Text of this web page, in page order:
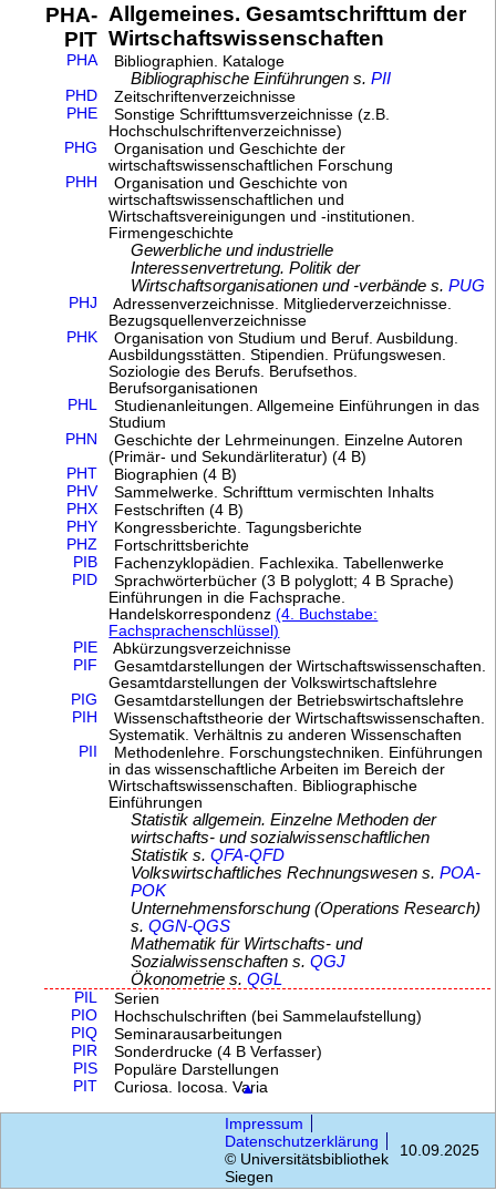
PHA-
PIT
Allgemeines. Gesamtschrifttum der
Wirtschaftswissenschaften
PHA Bibliographien. Kataloge
Bibliographische Einführungen s.PII
PHD
Zeitschriftenverzeichnisse
PHE
Sonstige Schrifttumsverzeichnisse (z.B.
Hochschulschriftenverzeichnisse)
PHG
Organisation und Geschichte der
wirtschaftswissenschaftlichen Forschung
PHH
Organisation und Geschichte von
wirtschaftswissenschaftlichen und
Wirtschaftsvereinigungen und -institutionen.
Firmengeschichte
Gewerbliche und industrielle
Interessenvertretung. Politik der
Wirtschaftsorganisationen und -verbände s.PUG
PHJ
Adressenverzeichnisse. Mitgliederverzeichnisse.
Bezugsquellenverzeichnisse
PHK
Organisation von Studium und Beruf. Ausbildung.
Ausbildungsstätten. Stipendien. Prüfungswesen.
Soziologie des Berufs. Berufsethos.
Berufsorganisationen
PHL
Studienanleitungen. Allgemeine Einführungen in das
Studium
PHN
Geschichte der Lehrmeinungen. Einzelne Autoren
(Primär- und Sekundärliteratur) (4 B)
PHT
Biographien (4 B)
PHV
Sammelwerke. Schrifttum vermischten Inhalts
PHX
Festschriften (4 B)
PHY
Kongressberichte. Tagungsberichte
PHZ
Fortschrittsberichte
PIB
Fachenzyklopädien. Fachlexika. Tabellenwerke
PID
Sprachwörterbücher (3 B polyglott; 4 B Sprache)
Einführungen in die Fachsprache.
Handelskorrespondenz(4. Buchstabe:
Fachsprachenschlüssel)
PIE
Abkürzungsverzeichnisse
PIF
Gesamtdarstellungen der Wirtschaftswissenschaften.
Gesamtdarstellungen der Volkswirtschaftslehre
PIG
Gesamtdarstellungen der Betriebswirtschaftslehre
PIH
Wissenschaftstheorie der Wirtschaftswissenschaften.
Systematik. Verhältnis zu anderen Wissenschaften
PII
Methodenlehre. Forschungstechniken. Einführungen
in das wissenschaftliche Arbeiten im Bereich der
Wirtschaftswissenschaften. Bibliographische
Einführungen
Statistik allgemein. Einzelne Methoden der
wirtschafts- und sozialwissenschaftlichen
Statistik s.QFA-QFD
Volkswirtschaftliches Rechnungswesen s.POA-
POK
Unternehmensforschung (Operations Research)
s.QGN-QGS
Mathematik für Wirtschafts- und
Sozialwissenschaften s.QGJ
Ökonometrie s.QGL
PIL
Serien
PIO
Hochschulschriften (bei Sammelaufstellung)
PIQ
Seminarausarbeitungen
PIR
Sonderdrucke (4 B Verfasser)
PIS
Populäre Darstellungen
PIT
Curiosa. Iocosa. Varia
Impressum
Datenschutzerklärung
© Universitätsbibliothek
Siegen
10.09.2025
▲